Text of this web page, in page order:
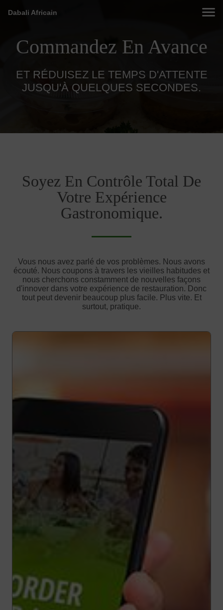
Dabali Africain
Commandez En Avance
ET RÉDUISEZ LE TEMPS D'ATTENTE
JUSQU'À QUELQUES SECONDES.
Soyez En Contrôle Total De
Votre Expérience
Gastronomique.
Vous nous avez parlé de vos problèmes. Nous avons
écouté. Nous coupons à travers les vieilles habitudes et
nous cherchons constamment de nouvelles façons
d'innover dans votre expérience de restauration. Donc
tout peut devenir beaucoup plus facile. Plus vite. Et
surtout, pratique.